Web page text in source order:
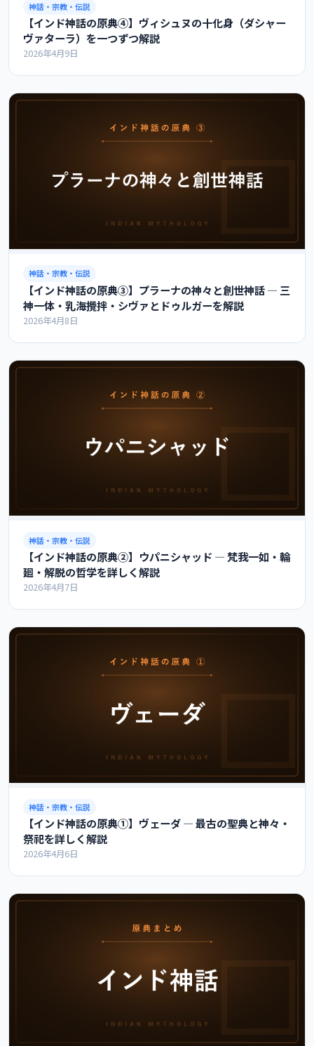
神話・宗教・伝説
【インド神話の原典④】ヴィシュヌの十化身（ダシャー
ヴァターラ）を一つずつ解説
2026年4月9日
神話・宗教・伝説
【インド神話の原典③】プラーナの神々と創世神話 ― 三
神一体・乳海攪拌・シヴァとドゥルガーを解説
2026年4月8日
神話・宗教・伝説
【インド神話の原典②】ウパニシャッド ― 梵我一如・輪
廻・解脱の哲学を詳しく解説
2026年4月7日
神話・宗教・伝説
【インド神話の原典①】ヴェーダ ― 最古の聖典と神々・
祭祀を詳しく解説
2026年4月6日